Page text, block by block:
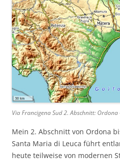
Via Francigena Sud 2. Abschnitt:
Mein 2. Abschnitt von Ordona
Santa Maria di Leuca führt
heute teilweise von modernen